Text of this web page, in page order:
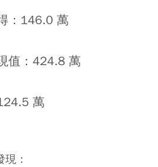
：146.0 萬
值：424.8 萬
萬
：